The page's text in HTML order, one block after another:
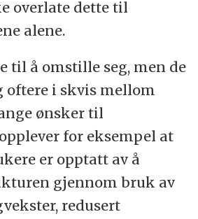
overlate dette til
alene.
til å omstille seg, men de
oftere i skvis mellom
ønsker til
for eksempel at
er opptatt av å
gjennom bruk av
redusert